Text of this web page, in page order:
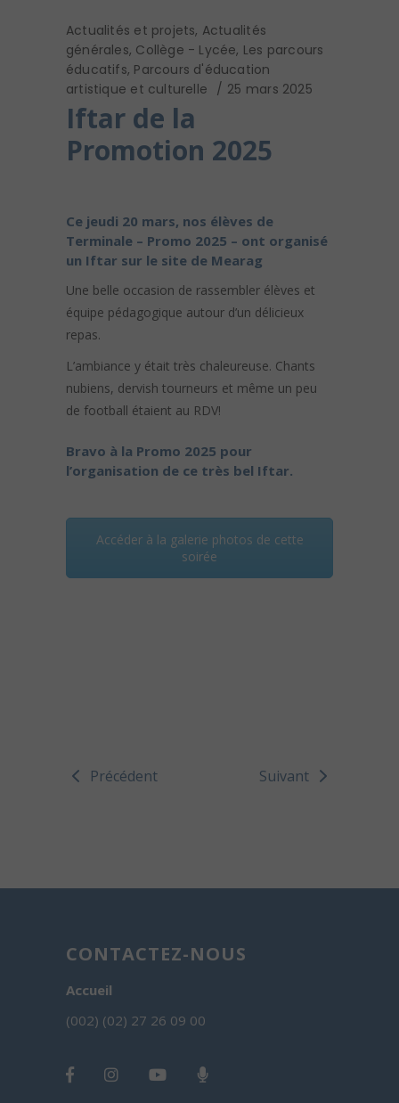
Actualités et projets, Actualités
générales, Collège - Lycée, Les parcours
éducatifs, Parcours d'éducation
artistique et culturelle
25 mars 2025
Iftar de la
Promotion 2025
Ce jeudi 20 mars, nos élèves de
Terminale – Promo 2025 – ont organisé
un Iftar sur le site de Mearag
Une belle occasion de rassembler élèves et
équipe pédagogique autour d’un délicieux
repas.
L’ambiance y était très chaleureuse. Chants
nubiens, dervish tourneurs et même un peu
de football étaient au RDV!
Bravo à la Promo 2025 pour
l’organisation de ce très bel Iftar.
Accéder à la galerie photos de cette
soirée
Précédent Suivant
CONTACTEZ-NOUS
Accueil
(002) (02) 27 26 09 00